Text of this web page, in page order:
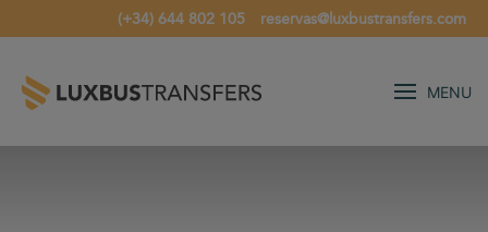
(+34) 644 802 105 reservas@luxbustransfers.com
MENU